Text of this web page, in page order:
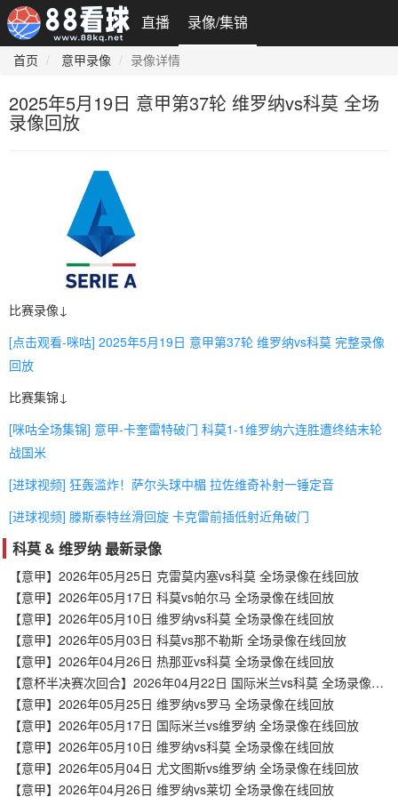
直播 录像/集锦
首页 意甲录像 录像详情
2025年5月19日 意甲第37轮 维罗纳vs科莫 全场
录像回放
比赛录像↓
[点击观看-咪咕] 2025年5月19日 意甲第37轮 维罗纳vs科莫 完整录像
回放
比赛集锦↓
[咪咕全场集锦] 意甲-卡奎雷特破门 科莫1-1维罗纳六连胜遭终结末轮
战国米
[进球视频] 狂轰滥炸！萨尔头球中楣 拉佐维奇补射一锤定音
[进球视频] 滕斯泰特丝滑回旋 卡克雷前插低射近角破门
科莫 & 维罗纳 最新录像
【意甲】2026年05月25日 克雷莫内塞vs科莫 全场录像在线回放
【意甲】2026年05月17日 科莫vs帕尔马 全场录像在线回放
【意甲】2026年05月10日 维罗纳vs科莫 全场录像在线回放
【意甲】2026年05月03日 科莫vs那不勒斯 全场录像在线回放
【意甲】2026年04月26日 热那亚vs科莫 全场录像在线回放
【意杯半决赛次回合】2026年04月22日 国际米兰vs科莫 全场录像在线回放
【意甲】2026年05月25日 维罗纳vs罗马 全场录像在线回放
【意甲】2026年05月17日 国际米兰vs维罗纳 全场录像在线回放
【意甲】2026年05月10日 维罗纳vs科莫 全场录像在线回放
【意甲】2026年05月04日 尤文图斯vs维罗纳 全场录像在线回放
【意甲】2026年04月26日 维罗纳vs莱切 全场录像在线回放